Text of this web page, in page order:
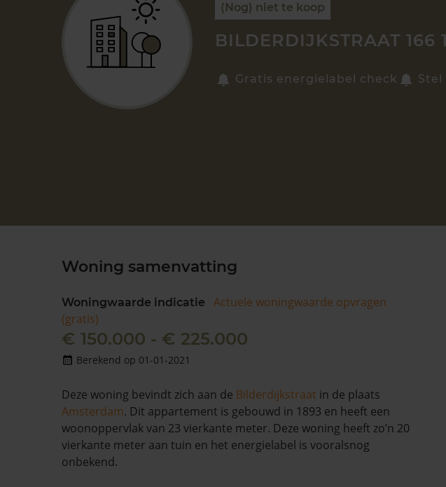
(Nog) niet te koop
BILDERDIJKSTRAAT 166
Gratis energielabel check Stel
Woning samenvatting
Woningwaarde indicatie
Actuele woningwaarde opvragen
(gratis)
€ 150.000 - € 225.000
Berekend op 01-01-2021
Deze woning bevindt zich aan de Bilderdijkstraat in de plaats
Amsterdam. Dit appartement is gebouwd in 1893 en heeft een
woonoppervlak van 23 vierkante meter. Deze woning heeft zo’n 20
vierkante meter aan tuin en het energielabel is vooralsnog
onbekend.